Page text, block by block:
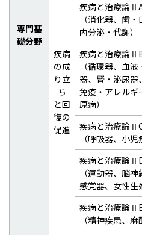
専門基
礎分野
疾病
の成
り立
ち
と回
復の
促進
疾病と治療論
（消化器、歯・
内分泌・代謝）
疾病と治療論
（循環器、血
器、腎・泌尿器、
免疫・アレルギ
原病）
疾病と治療論
（呼吸器、小児
疾病と治療論
（運動器、脳神
感覚器、女性生
疾病と治療論
（精神疾患、麻